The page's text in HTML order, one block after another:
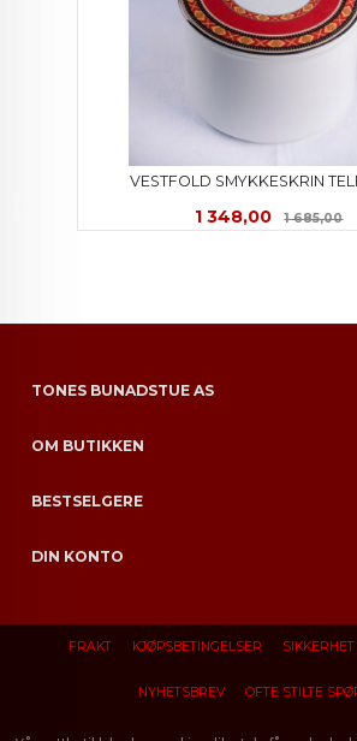
VESTFOLD SMYKKESKRIN
Tilbud
1 348,00 1 685,00
TONES BUNADSTUE AS
OM BUTIKKEN
BESTSELGERE
DIN KONTO
FRAKT KJØPSBETINGELSER
NYHETSBREV OFTE STILTE